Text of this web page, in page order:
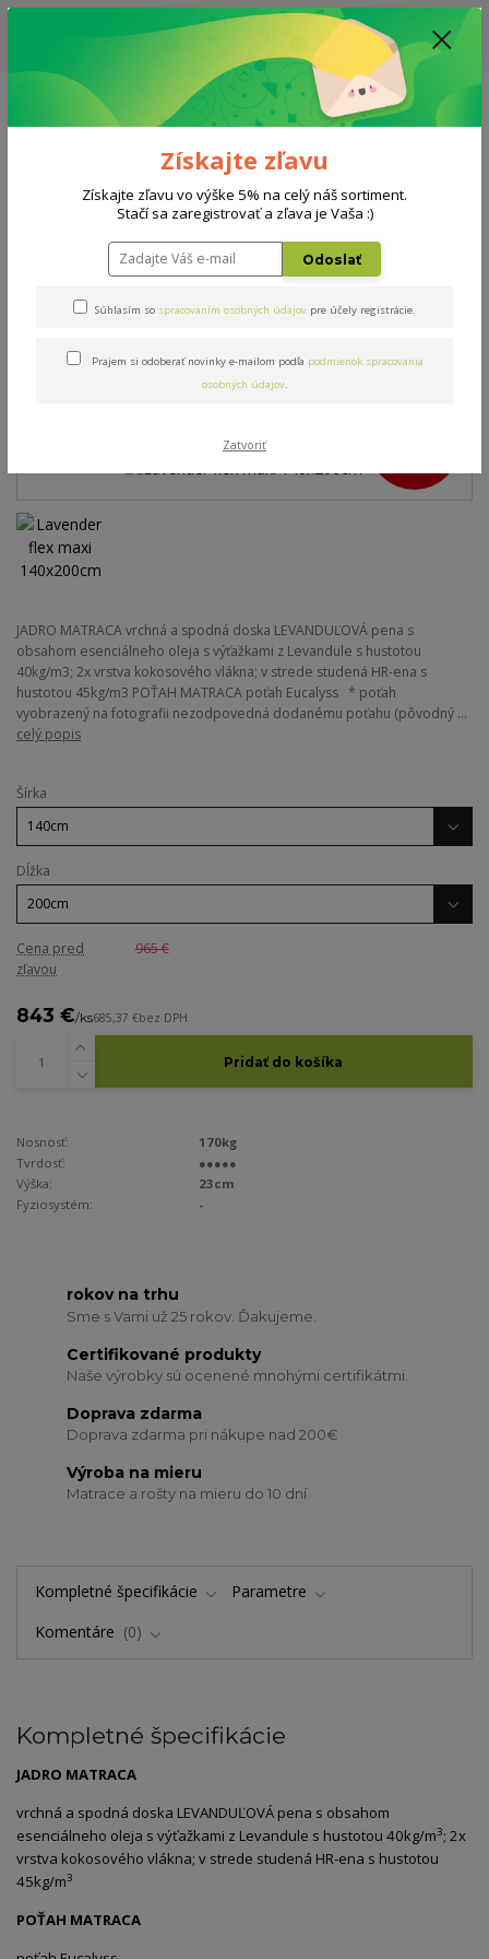
ZĽAVA: VŠETKY VYSTAVENÉ POSTELE ZA 400€ - CENA MATRACU A ROŠTU
PODĽA VÝBERU / DODACIA LEHOTA JE AKTUÁLNE 10-15 PRACOVNÝCH
Menu
0908 777 700 Po-So: 10-18 hod.
0
Matrace Lavender flex maxi 140x200cm
Lavender flex maxi
140x200cm
JADRO MATRACA vrchná a spodná doska LEVANDUĽOVÁ pena s
obsahom esenciálneho oleja s výťažkami z Levandule s hustotou
40kg/m3; 2x vrstva kokosového vlákna; v strede studená HR-ena s
hustotou 45kg/m3 POŤAH MATRACA poťah Eucalyss * poťah
vyobrazený na fotografii nezodpovedná dodanému poťahu (pôvodný ...
celý popis
Šírka
Dĺžka
Cena pred
zľavou
965 €
843 €/ks685,37 €bez DPH
Pridať do košíka
Nosnosť:
170kg
Tvrdosť:
●●●●●
Výška:
23cm
Fyziosystém:
-
rokov na trhu
Sme s Vami už 25 rokov. Ďakujeme.
Certifikované produkty
Naše výrobky sú ocenené mnohými certifikátmi.
Doprava zdarma
Doprava zdarma pri nákupe nad 200€
Výroba na mieru
Matrace a rošty na mieru do 10 dní
Kompletné špecifikácie
Parametre
Komentáre
0
Kompletné špecifikácie
JADRO MATRACA
vrchná a spodná doska LEVANDUĽOVÁ pena s obsahom
esenciálneho oleja s výťažkami z Levandule s hustotou 40kg/m3; 2x
vrstva kokosového vlákna; v strede studená HR-ena s hustotou
45kg/m3
POŤAH MATRACA
Získajte zľavu
Získajte zľavu vo výške 5% na celý náš sortiment.
Stačí sa zaregistrovať a zľava je Vaša :)
Odoslať
Súhlasím so spracovaním osobných údajov pre účely registrácie.
Prajem si odoberať novinky e-mailom podľa podmienok spracovania
osobných údajov.
Zatvoriť